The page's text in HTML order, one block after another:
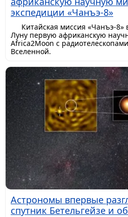
экспедиции «Чанъэ-8»
Китайская миссия «Чанъэ-8»
Луну первую африканскую
Africa2Moon с
Вселенной.
Астрономы впервые
спутник Бетельгейзе и